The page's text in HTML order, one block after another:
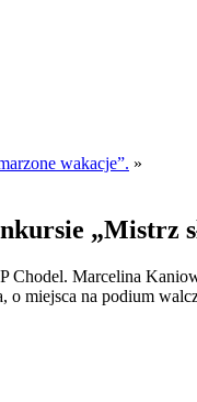
wakacje”. »
„Mistrz
Chodel. Marcelina
o miejsca na podium